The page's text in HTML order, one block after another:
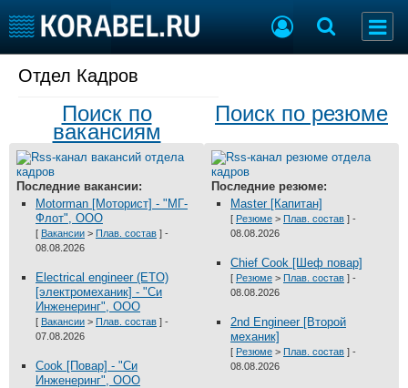
Разместить Резюме
Добавить Вакансию
Судостроение
Пульс
Новости
Компании
Работа
Крюинг
Журнал
Торговая площадка
Доска объявлений
Продажа флота
Оборудование
Изделия
Материалы
Отдел Кадров
Поиск по
вакансиям
Поиск по резюме
Последние вакансии:
Motorman [Моторист] - "МГ-
Флот", ООО
[ Вакансии > Плав. состав ] -
08.08.2026
Electrical engineer (ETO)
[электромеханик] - "Си
Инженеринг", ООО
[ Вакансии > Плав. состав ] -
07.08.2026
Cook [Повар] - "Си
Инженеринг", ООО
Последние резюме:
Master [Капитан]
[ Резюме > Плав. состав ] -
08.08.2026
Chief Cook [Шеф повар]
[ Резюме > Плав. состав ] -
08.08.2026
2nd Engineer [Второй
механик]
[ Резюме > Плав. состав ] -
08.08.2026